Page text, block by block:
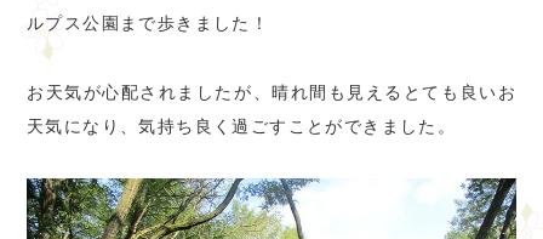
ルプス公園まで歩きました！
お天気が心配されましたが、晴れ間も見えるとても良いお
天気になり、気持ち良く過ごすことができました。